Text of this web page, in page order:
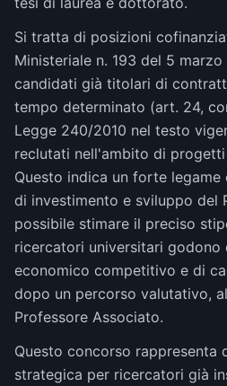
Si tratta di posizioni
Ministeriale n. 193 del 5
candidati già titolari di
tempo determinato (art. 24,
Legge 240/2010 nel testo
reclutati nell'ambito di progetti
Questo indica un forte
di investimento e sviluppo del
possibile stimare il preciso
ricercatori universitari godono
economico competitivo e di
dopo un percorso valutativo,
Professore Associato.
Questo concorso rappresenta
strategica per ricercatori già